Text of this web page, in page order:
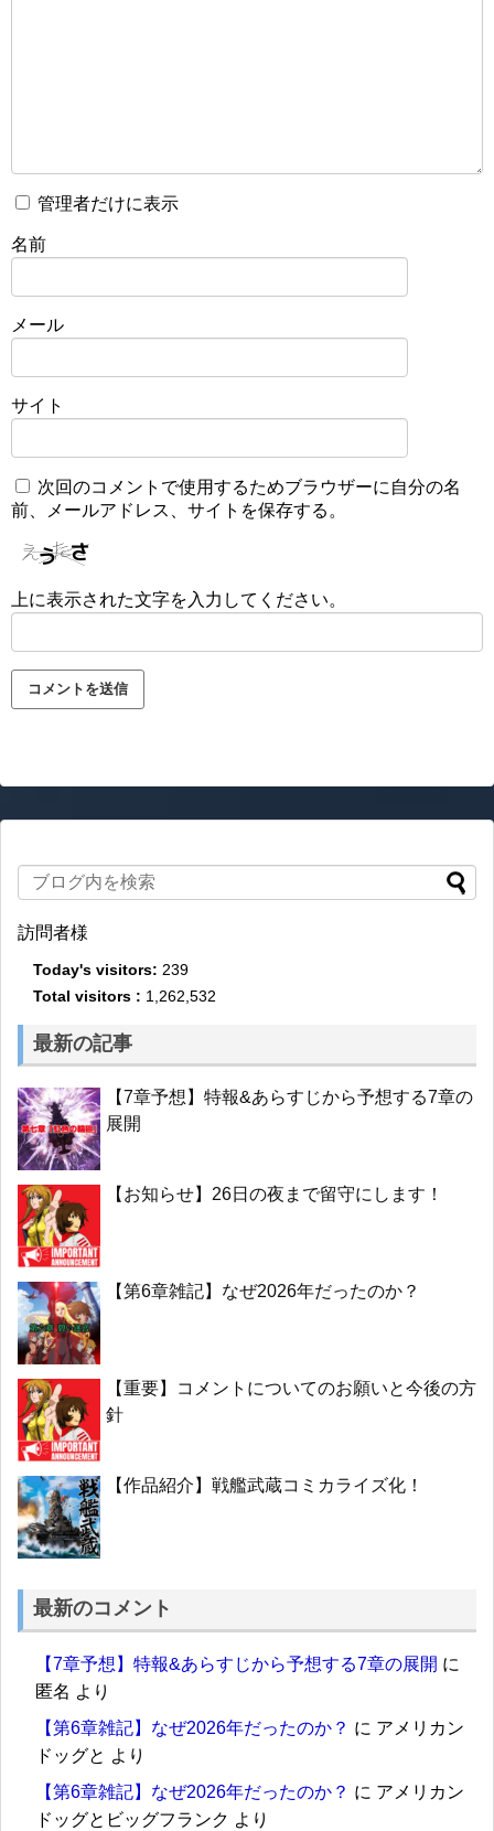
管理者だけに表示
名前
メール
サイト
次回のコメントで使用するためブラウザーに自分の名
前、メールアドレス、サイトを保存する。
上に表示された文字を入力してください。
訪問者様
Today's visitors: 239
Total visitors : 1,262,532
最新の記事
【7章予想】特報&あらすじから予想する7章の
展開
【お知らせ】26日の夜まで留守にします！
【第6章雑記】なぜ2026年だったのか？
【重要】コメントについてのお願いと今後の方
針
【作品紹介】戦艦武蔵コミカライズ化！
最新のコメント
【7章予想】特報&あらすじから予想する7章の展開 に
匿名 より
【第6章雑記】なぜ2026年だったのか？ に アメリカン
ドッグと より
【第6章雑記】なぜ2026年だったのか？ に アメリカン
ドッグとビッグフランク より